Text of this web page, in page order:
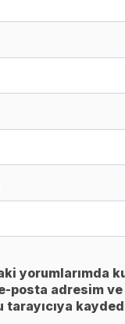
yorumlarımda
posta adresim
tarayıcıya